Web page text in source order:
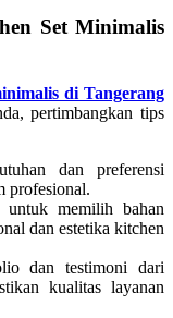
Set Minimalis
di Tangerang
pertimbangkan tips
dan preferensi
profesional.
untuk memilih bahan
dan estetika kitchen
dan testimoni dari
kualitas layanan